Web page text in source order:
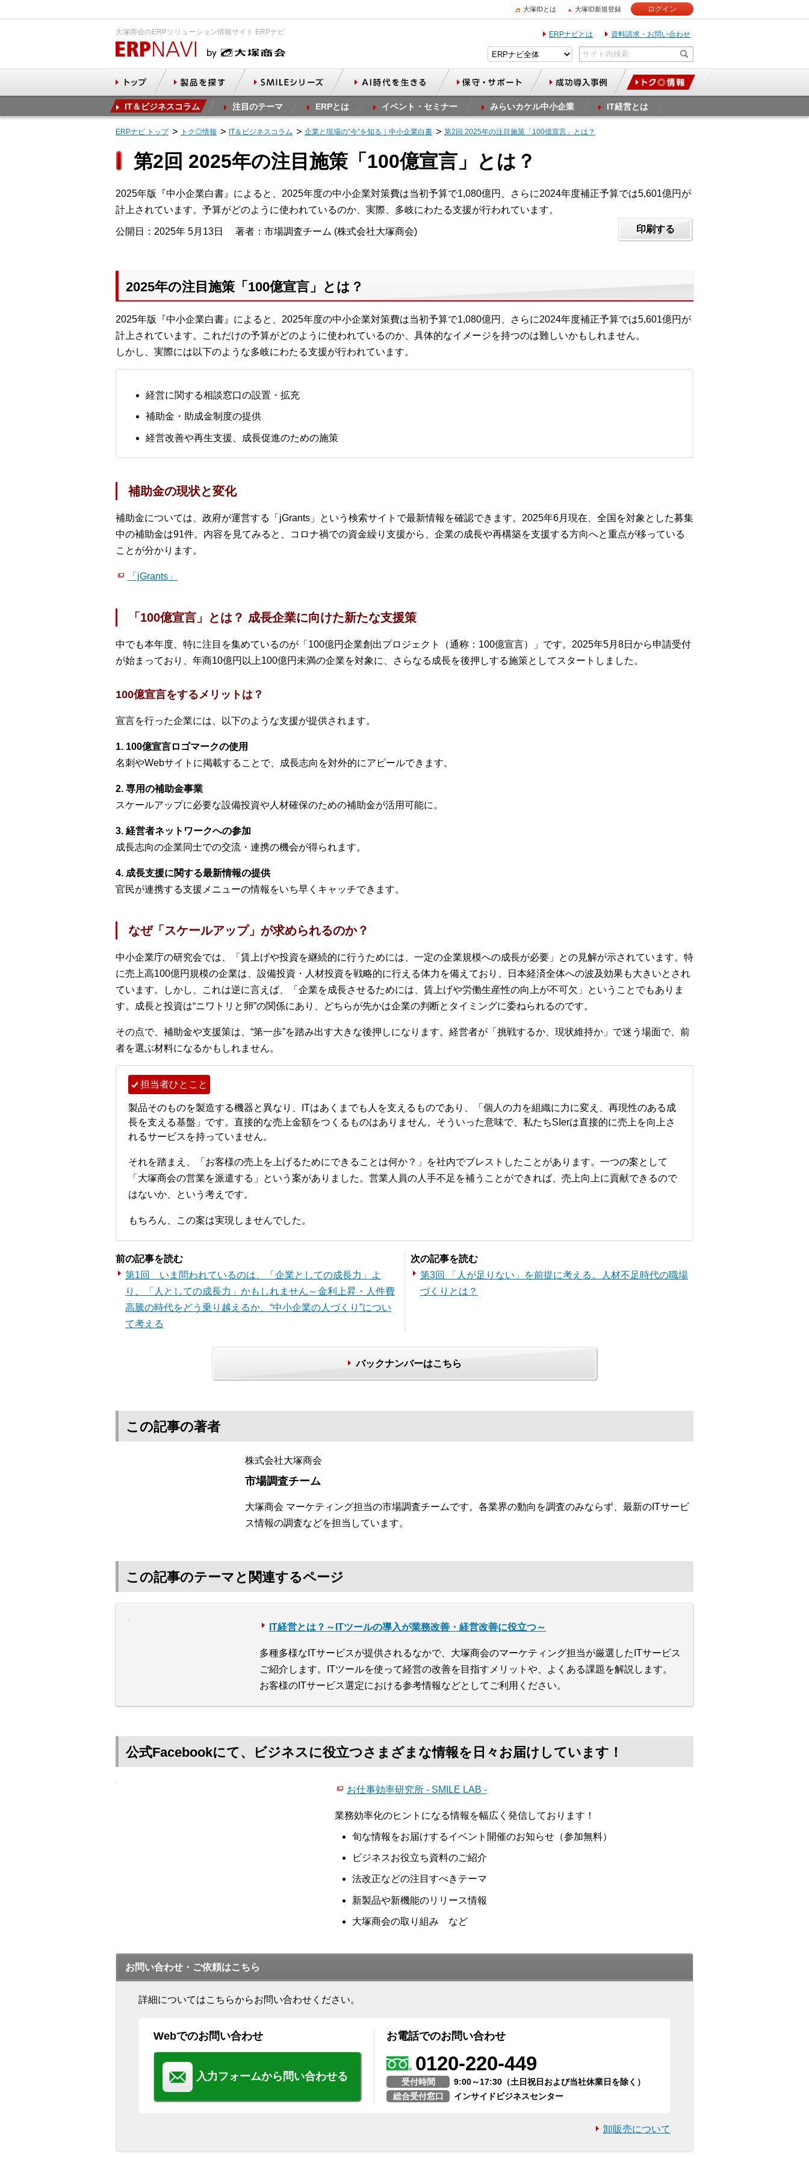
大塚IDとは 大塚ID新規登録 ログイン
大塚商会のERPソリューション情報サイト ERPナビ ERPナビとは 資料請求・お問い合わせ
IT＆ビジネスコラム 注目のテーマ ERPとは イベント・セミナー みらいカケル中小企業 IT経営とは
ERPナビ トップ トク◎情報 IT＆ビジネスコラム 企業と現場の“今”を知る｜中小企業白書 第2回 2025年の注目施策「100億宣言」とは？
第2回 2025年の注目施策「100億宣言」とは？
2025年版『中小企業白書』によると、2025年度の中小企業対策費は当初予算で1,080億円、さらに2024年度補正予算では5,601億円が
計上されています。予算がどのように使われているのか、実際、多岐にわたる支援が行われています。
公開日：2025年 5月13日 著者：市場調査チーム (株式会社大塚商会) 印刷する
2025年の注目施策「100億宣言」とは？
2025年版『中小企業白書』によると、2025年度の中小企業対策費は当初予算で1,080億円、さらに2024年度補正予算では5,601億円が
計上されています。これだけの予算がどのように使われているのか、具体的なイメージを持つのは難しいかもしれません。
しかし、実際には以下のような多岐にわたる支援が行われています。
経営に関する相談窓口の設置・拡充
補助金・助成金制度の提供
経営改善や再生支援、成長促進のための施策
補助金の現状と変化
補助金については、政府が運営する「jGrants」という検索サイトで最新情報を確認できます。2025年6月現在、全国を対象とした募集
中の補助金は91件。内容を見てみると、コロナ禍での資金繰り支援から、企業の成長や再構築を支援する方向へと重点が移っている
ことが分かります。
「jGrants」
「100億宣言」とは？ 成長企業に向けた新たな支援策
中でも本年度、特に注目を集めているのが「100億円企業創出プロジェクト（通称：100億宣言）」です。2025年5月8日から申請受付
が始まっており、年商10億円以上100億円未満の企業を対象に、さらなる成長を後押しする施策としてスタートしました。
100億宣言をするメリットは？
宣言を行った企業には、以下のような支援が提供されます。
1. 100億宣言ロゴマークの使用
名刺やWebサイトに掲載することで、成長志向を対外的にアピールできます。
2. 専用の補助金事業
スケールアップに必要な設備投資や人材確保のための補助金が活用可能に。
3. 経営者ネットワークへの参加
成長志向の企業同士での交流・連携の機会が得られます。
4. 成長支援に関する最新情報の提供
官民が連携する支援メニューの情報をいち早くキャッチできます。
なぜ「スケールアップ」が求められるのか？
中小企業庁の研究会では、「賃上げや投資を継続的に行うためには、一定の企業規模への成長が必要」との見解が示されています。特
に売上高100億円規模の企業は、設備投資・人材投資を戦略的に行える体力を備えており、日本経済全体への波及効果も大きいとされ
ています。しかし、これは逆に言えば、「企業を成長させるためには、賃上げや労働生産性の向上が不可欠」ということでもありま
す。成長と投資は“ニワトリと卵”の関係にあり、どちらが先かは企業の判断とタイミングに委ねられるのです。
その点で、補助金や支援策は、“第一歩”を踏み出す大きな後押しになります。経営者が「挑戦するか、現状維持か」で迷う場面で、前
者を選ぶ材料になるかもしれません。
担当者ひとこと
製品そのものを製造する機器と異なり、ITはあくまでも人を支えるものであり、「個人の力を組織に力に変え、再現性のある成
長を支える基盤」です。直接的な売上金額をつくるものはありません。そういった意味で、私たちSIerは直接的に売上を向上さ
れるサービスを持っていません。
それを踏まえ、「お客様の売上を上げるためにできることは何か？」を社内でブレストしたことがあります。一つの案として
「大塚商会の営業を派遣する」という案がありました。営業人員の人手不足を補うことができれば、売上向上に貢献できるので
はないか、という考えです。
もちろん、この案は実現しませんでした。
前の記事を読む
第1回 いま問われているのは、「企業としての成長力」よ
り、「人としての成長力」かもしれません～金利上昇・人件費
高騰の時代をどう乗り越えるか、“中小企業の人づくり”につい
て考える
次の記事を読む
第3回 「人が足りない」を前提に考える。人材不足時代の職場
づくりとは？
バックナンバーはこちら
この記事の著者
株式会社大塚商会
市場調査チーム
大塚商会 マーケティング担当の市場調査チームです。各業界の動向を調査のみならず、最新のITサービ
ス情報の調査などを担当しています。
この記事のテーマと関連するページ
IT経営とは？～ITツールの導入が業務改善・経営改善に役立つ～
多種多様なITサービスが提供されるなかで、大塚商会のマーケティング担当が厳選したITサービス
ご紹介します。ITツールを使って経営の改善を目指すメリットや、よくある課題を解説します。
お客様のITサービス選定における参考情報などとしてご利用ください。
公式Facebookにて、ビジネスに役立つさまざまな情報を日々お届けしています！
お仕事効率研究所 - SMILE LAB -
業務効率化のヒントになる情報を幅広く発信しております！
旬な情報をお届けするイベント開催のお知らせ（参加無料）
ビジネスお役立ち資料のご紹介
法改正などの注目すべきテーマ
新製品や新機能のリリース情報
大塚商会の取り組み など
お問い合わせ・ご依頼はこちら
詳細についてはこちらからお問い合わせください。
Webでのお問い合わせ
入力フォームから問い合わせる
お電話でのお問い合わせ
0120-220-449
受付時間
9:00～17:30（土日祝日および当社休業日を除く）
総合受付窓口
インサイドビジネスセンター
卸販売について